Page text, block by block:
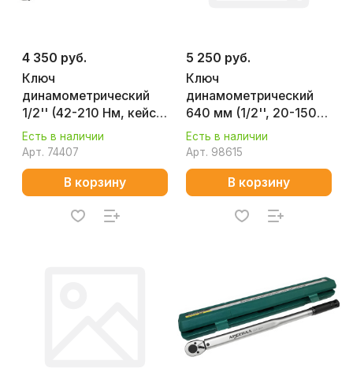
4 350 руб.
Ключ
динамометрический
1/2'' (42-210 Нм, кейс)
КОБАЛЬТ 649-691
Есть в наличии
Арт. 74407
В корзину
5 250 руб.
Ключ
динамометрический
640 мм (1/2'', 20-150
Нм, кейс) КОБАЛЬТ
923-927
Есть в наличии
Арт. 98615
В корзину